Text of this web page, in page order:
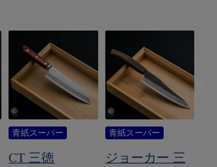
青紙スーパー
CT 三徳
青紙スーパー
ジョーカー 三